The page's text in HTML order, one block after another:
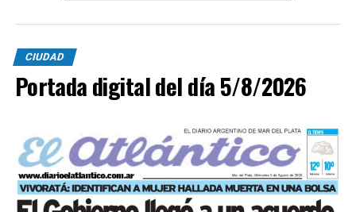
importabnte ioperativo en el lugar. Al llegar,
constataron que el conductor, había logrado salir del
vehículo y no presentaba lesiones.
CIUDAD
Portada digital del día 5/8/2026